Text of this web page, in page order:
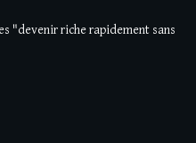
"devenir riche rapidement sans